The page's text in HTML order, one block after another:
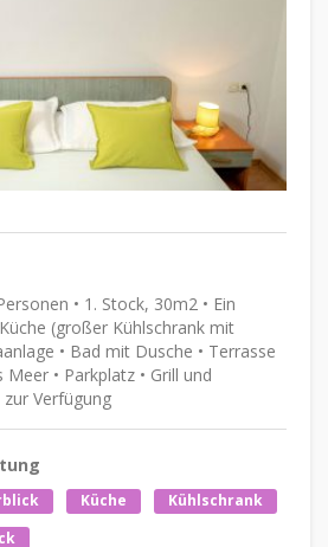
• 1. Stock, 30m2 • Ein
(großer Kühlschrank mit
• Bad mit Dusche • Terrasse
• Parkplatz • Grill und
Verfügung
Küche
Kühlschrank